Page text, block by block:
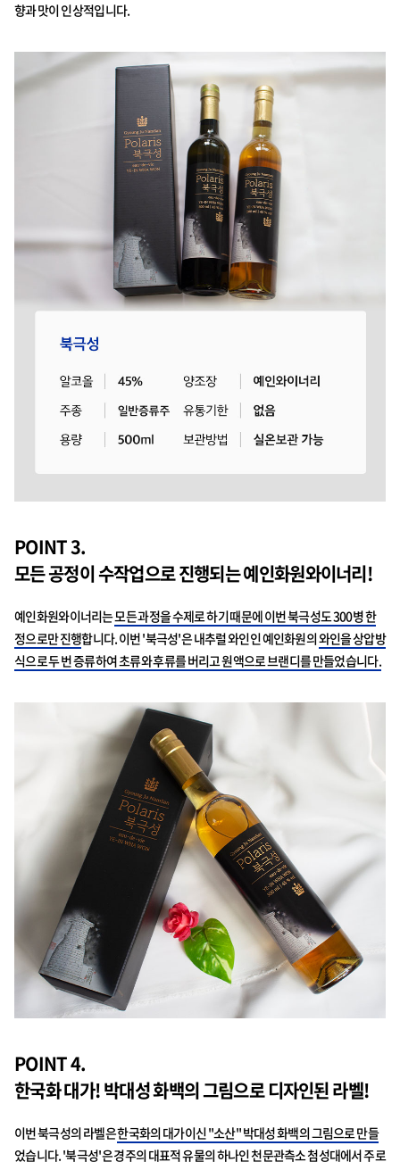
향과 맛이 인상적입니다.
POINT 3.
모든 공정이 수작업으로 진행되는 예인화원와이너리!
예인화원와이너리는모든 과정을 수제로 하기 때문에 이번 북극성도 300병 한
정으로만 진행합니다. 이번 '북극성'은 내추럴 와인인 예인화원의와인을 상압방
식으로 두 번 증류하여 초류와 후류를 버리고 원액으로 브랜디를 만들었습니다.
POINT 4.
한국화 대가! 박대성 화백의 그림으로 디자인된 라벨!
이번 북극성의 라벨은한국화의 대가이신 "소산" 박대성 화백의 그림으로 만들
었습니다.'북극성'은 경주의 대표적 유물의 하나인 천문관측소 첨성대에서 주로